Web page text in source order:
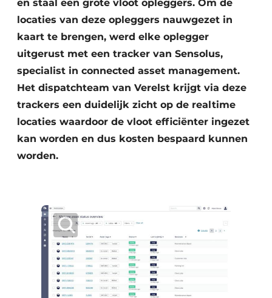
en staal een grote vloot opleggers. Om de
locaties van deze opleggers nauwgezet in
kaart te brengen, werd elke oplegger
uitgerust met een tracker van Sensolus,
specialist in connected asset management.
Het dispatchteam van Verelst krijgt via deze
trackers een duidelijk zicht op de realtime
locaties waardoor de vloot efficiënter ingezet
kan worden en dus kosten bespaard kunnen
worden.